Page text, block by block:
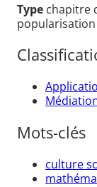
Type chapitre
popularisation
Mots-clés
culture